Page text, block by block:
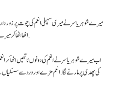
میرے شوہر یاسر نے میری سہیلی انعم کی چوت پر زور
اٹھا اٹھا کر میرے شوہر یاسر کے ہر گھسے کا جواب دے رہی تھی.
اب میرے شوہر یاسر نے انعم کی دونوں ٹانگیں اٹھا کر
کی پھدی پر مارنے لگا. انعم مزے اور درد سے سسکیاں